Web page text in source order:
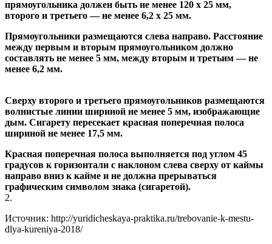
прямоугольника должен быть не менее 120 х 25 мм,
второго и третьего — не менее 6,2 х 25 мм.
Прямоугольники размещаются слева направо. Расстояние
между первым и вторым прямоугольником должно
составлять не менее 5 мм, между вторым и третьим — не
менее 6,2 мм.
Сверху второго и третьего прямоугольников размещаются
волнистые линии шириной не менее 5 мм, изображающие
дым. Сигарету пересекает красная поперечная полоса
шириной не менее 17,5 мм.
Красная поперечная полоса выполняется под углом 45
градусов к горизонтали с наклоном слева сверху от каймы
направо вниз к кайме и не должна прерываться
графическим символом знака (сигаретой).
2.
Источник: http://yuridicheskaya-praktika.ru/trebovanie-k-mestu-
dlya-kureniya-2018/